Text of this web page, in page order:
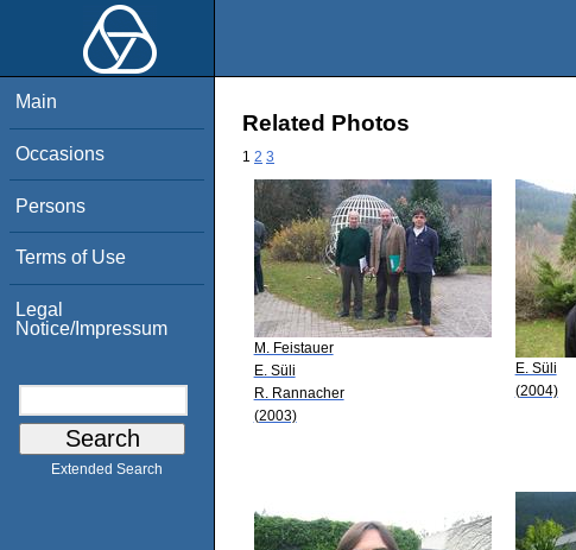
Main
Occasions
Persons
Terms of Use
Legal
Notice/Impressum
Extended Search
Related Photos
1 2 3
M. Feistauer
E. Süli
R. Rannacher
(2003)
E. Süli
(2004)